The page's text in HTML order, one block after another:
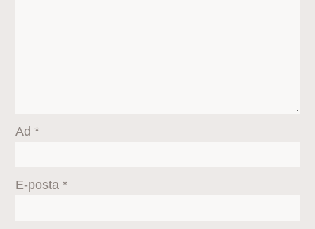
Ad*
E-posta*